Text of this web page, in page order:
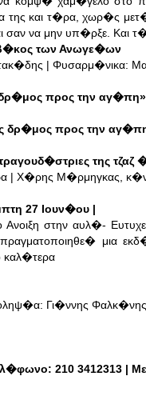
και τ�ρα, χωρ�ς
σαν να μην υπ�ρξε. Και
των Ανωγε�ων
| Φυσαρμ�νικα:
προς την αγ�πη»
δρ�μος προς την
της τζαζ
| Χ�ρης Μ�ρμηγκας,
27 Ιουν�ου |
στην αυλ�-
μια
καλ�τερα
Γι�ννης
210 3412313 |